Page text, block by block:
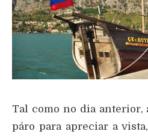
Tal como no dia anterior,
páro para apreciar a